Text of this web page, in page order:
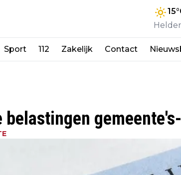
15
Sport 112 Zakelijk Contact
belastingen